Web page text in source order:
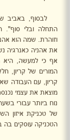
התחלה ובלי סוף".
וזוהרת. שמה הוא
את אהניה כאנרגיה
אף כי למעשה, היא
המורים של קריון,
קריון, עם העבודה
מוצאת את עצמי
נוח ביותר עבורי
של טכניקת איזון
הטכניקה עוסקים בה